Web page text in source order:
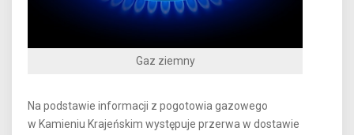
Gaz ziemny
Na podstawie informacji z pogotowia gazowego
w Kamieniu Krajeńskim występuje przerwa w dostawie